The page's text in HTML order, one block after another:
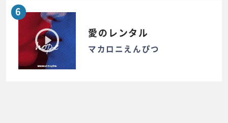
6
愛のレンタル
マカロニえんぴつ